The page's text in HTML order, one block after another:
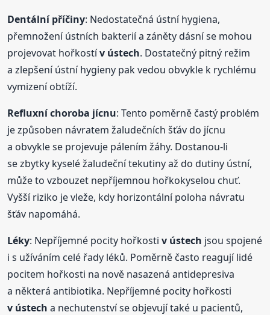
Dentální příčiny: Nedostatečná ústní hygiena,
přemnožení ústních bakterií a záněty dásní se mohou
projevovat hořkostív ústech. Dostatečný pitný režim
a zlepšení ústní hygieny pak vedou obvykle k rychlému
vymizení obtíží.
Refluxní choroba jícnu: Tento poměrně častý problém
je způsoben návratem žaludečních šťáv do jícnu
a obvykle se projevuje pálením žáhy. Dostanou-li
se zbytky kyselé žaludeční tekutiny až do dutiny ústní,
může to vzbouzet nepříjemnou hořkokyselou chuť.
Vyšší riziko je vleže, kdy horizontální poloha návratu
šťáv napomáhá.
Léky: Nepříjemné pocity hořkostiv ústech jsou spojené
i s užíváním celé řady léků. Poměrně často reagují lidé
pocitem hořkosti na nově nasazená antidepresiva
a některá antibiotika. Nepříjemné pocity hořkosti
v ústech a nechutenství se objevují také u pacientů,